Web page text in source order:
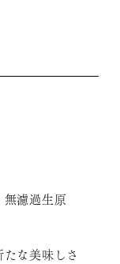
無濾過生原
たな美味しさ